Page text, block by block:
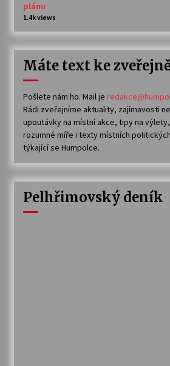
plánu
1.4k views
Máte text ke
Pošlete nám ho. Mail je
Rádi zveřejníme aktuality, zajímavosti
upoutávky na místní akce, tipy na
rozumné míře i texty místních
týkající se Humpolce.
Pelhřimovský deník